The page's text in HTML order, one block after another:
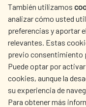
También utilizamos
analizar cómo usted
preferencias y aportar
relevantes. Estas
previo consentimiento
Puede optar por
cookies, aunque la
su experiencia de
Para obtener más
CULTURE AND
OUR SOCIAL MEDIA